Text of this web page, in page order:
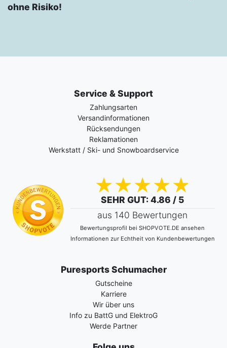
ohne Risiko!
Service & Support
Zahlungsarten
Versandinformationen
Rücksendungen
Reklamationen
Werkstatt / Ski- und Snowboardservice
SEHR GUT: 4.86 / 5
aus 140 Bewertungen
Bewertungsprofil bei SHOPVOTE.DE ansehen
Informationen zur Echtheit von Kundenbewertungen
Puresports Schumacher
Gutscheine
Karriere
Wir über uns
Info zu BattG und ElektroG
Werde Partner